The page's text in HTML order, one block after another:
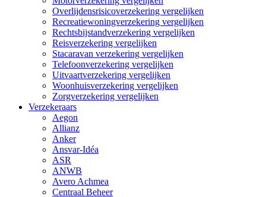
Overlijdensrisicoverzekering vergelijken
Recreatiewoningverzekering vergelijken
Rechtsbijstandverzekering vergelijken
Reisverzekering vergelijken
Stacaravan verzekering vergelijken
Telefoonverzekering vergelijken
Uitvaartverzekering vergelijken
Woonhuisverzekering vergelijken
Zorgverzekering vergelijken
Verzekeraars
Aegon
Allianz
Anker
Ansvar-Idéa
ASR
ANWB
Avero Achmea
Centraal Beheer